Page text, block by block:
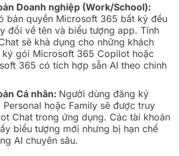
Doanh nghiệp (Work/School):
bản quyền Microsoft 365 bất kỳ đều
đổi về tên và biểu tượng app. Tính
sẽ khả dụng cho những khách
ký gói Microsoft 365 Copilot hoặc
365 có tích hợp sẵn AI theo chính
Cá nhân: Người dùng đăng ký
hoặc Family sẽ được truy
Chat trong ứng dụng. Các tài khoản
biểu tượng mới nhưng bị hạn chế
AI chuyên sâu.